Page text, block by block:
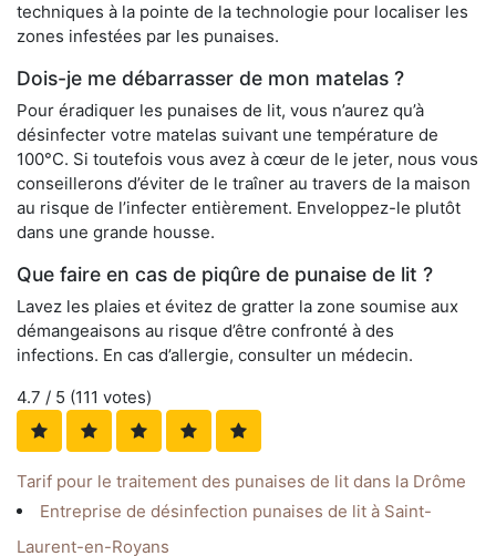
techniques à la pointe de la technologie pour localiser les
zones infestées par les punaises.
Dois-je me débarrasser de mon matelas ?
Pour éradiquer les punaises de lit, vous n’aurez qu’à
désinfecter votre matelas suivant une température de
100°C. Si toutefois vous avez à cœur de le jeter, nous vous
conseillerons d’éviter de le traîner au travers de la maison
au risque de l’infecter entièrement. Enveloppez-le plutôt
dans une grande housse.
Que faire en cas de piqûre de punaise de lit ?
Lavez les plaies et évitez de gratter la zone soumise aux
démangeaisons au risque d’être confronté à des
infections. En cas d’allergie, consulter un médecin.
4.7 / 5 (111 votes)
Tarif pour le traitement des punaises de lit dans la Drôme
Entreprise de désinfection punaises de lit à Saint-
Laurent-en-Royans